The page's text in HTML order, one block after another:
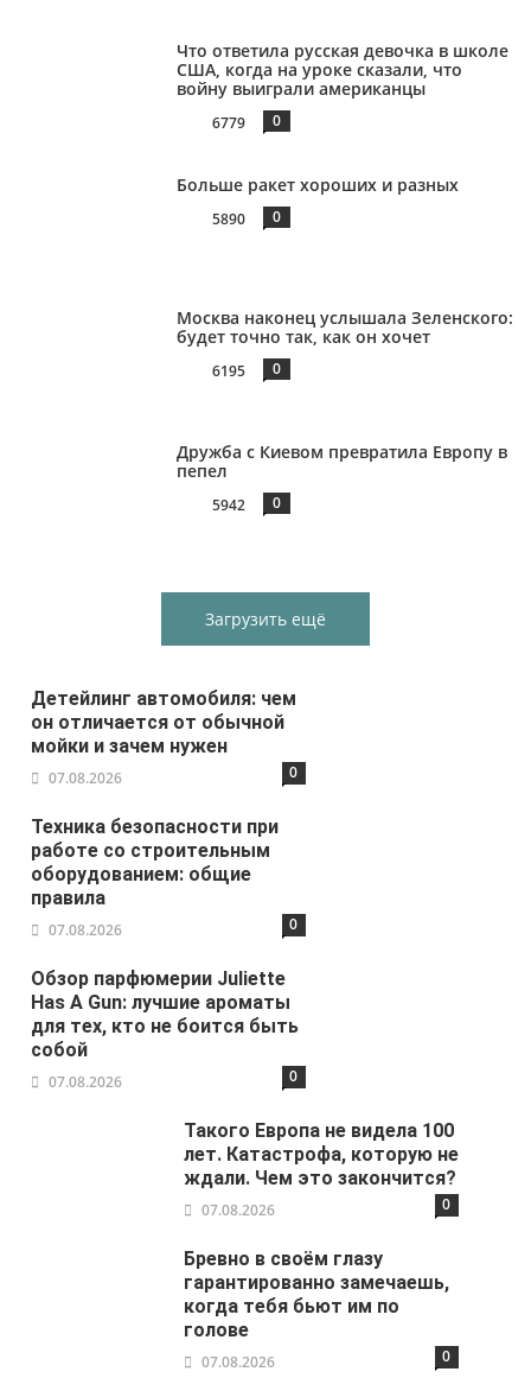
Что ответила русская девочка в школе
США, когда на уроке сказали, что
войну выиграли американцы
6779 0
Больше ракет хороших и разных
5890 0
Москва наконец услышала Зеленского:
будет точно так, как он хочет
6195 0
Дружба с Киевом превратила Европу в
пепел
5942 0
Загрузить ещё
Детейлинг автомобиля: чем
он отличается от обычной
мойки и зачем нужен
07.08.2026 0
Техника безопасности при
работе со строительным
оборудованием: общие
правила
07.08.2026 0
Обзор парфюмерии Juliette
Has A Gun: лучшие ароматы
для тех, кто не боится быть
собой
07.08.2026 0
Такого Европа не видела 100
лет. Катастрофа, которую не
ждали. Чем это закончится?
07.08.2026 0
Бревно в своём глазу
гарантированно замечаешь,
когда тебя бьют им по
голове
07.08.2026 0